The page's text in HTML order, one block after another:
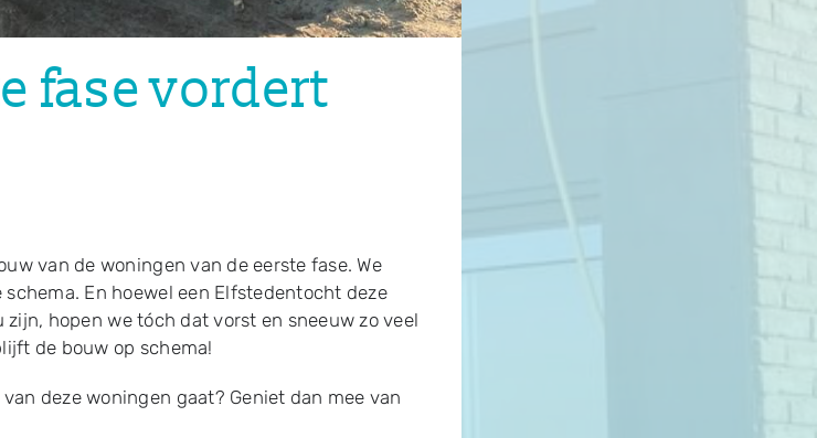
fase vordert
van de woningen van de eerste fase. We
En hoewel een Elfstedentocht deze
hopen we tóch dat vorst en sneeuw zo veel
de bouw op schema!
deze woningen gaat? Geniet dan mee van